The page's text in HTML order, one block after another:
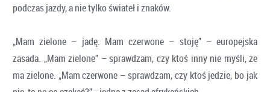
podczas jazdy, a nie tylko świateł i znaków.
„Mam zielone – jadę. Mam czerwone – stoję” – europejska
zasada. „Mam zielone” – sprawdzam, czy ktoś inny nie myśli, że
ma zielone. „Mam czerwone – sprawdzam, czy ktoś jedzie, bo jak